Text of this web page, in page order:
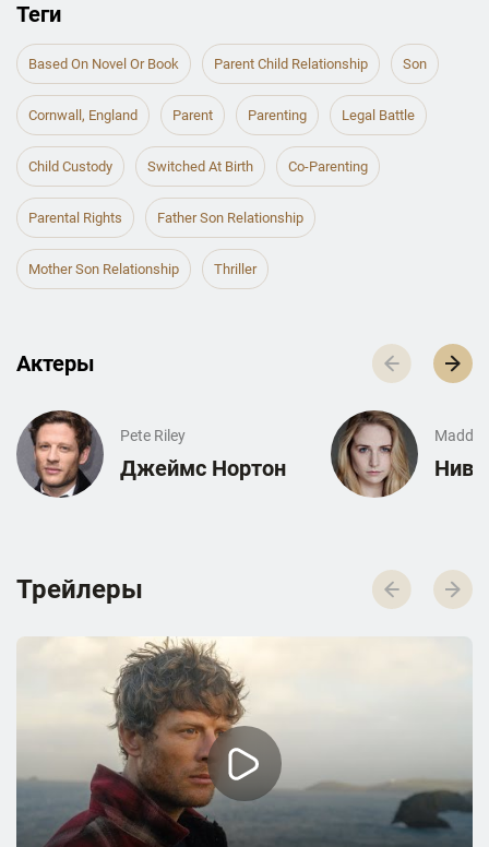
Теги
Based On Novel Or Book Parent Child Relationship Son
Cornwall, England Parent Parenting Legal Battle
Child Custody Switched At Birth Co-Parenting
Parental Rights Father Son Relationship
Mother Son Relationship Thriller
Актеры
Pete Riley
Джеймс Нортон
Maddie
Нив
Трейлеры